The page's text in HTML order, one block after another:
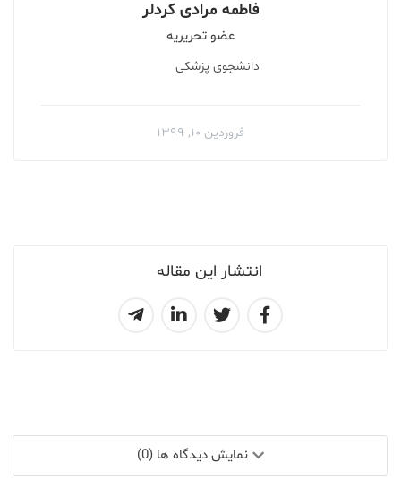
انتشار این مقاله
فاطمه مرادی کردلر
عضو تحریریه
دانشجوی پزشکی
فروردین ۱۰, ۱۳۹۹
نمایش دیدگاه ها (0)